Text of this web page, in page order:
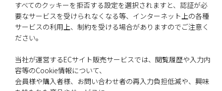
すべてのクッキーを拒否する設定を選択されますと、認証が必
要なサービスを受けられなくなる等、インターネット上の各種
サービスの利用上、制約を受ける場合がありますのでご注意く
ださい。
当社が運営するECサイト販売サービスでは、閲覧履歴や入力内
容等のCookie情報について、
会員様や購入者様、お問い合わせ者の再入力負担低減や、興味